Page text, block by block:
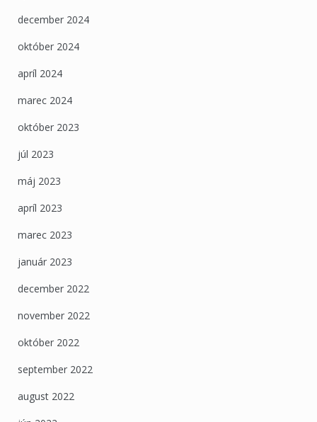
december 2024
október 2024
apríl 2024
marec 2024
október 2023
júl 2023
máj 2023
apríl 2023
marec 2023
január 2023
december 2022
november 2022
október 2022
september 2022
august 2022